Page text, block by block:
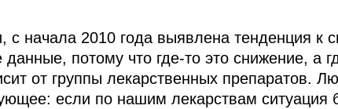
с начала 2010 года выявлена тенденция к
потому что где‑то это снижение, а
от группы лекарственных препаратов.
если по нашим лекарствам ситуация